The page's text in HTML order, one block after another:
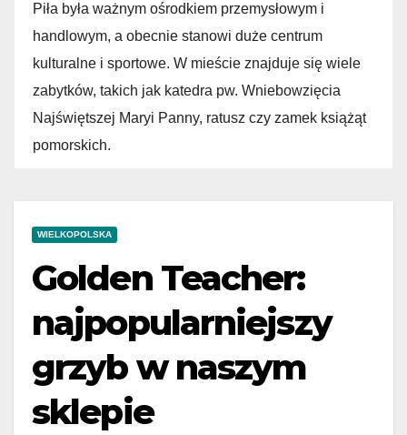
Piła była ważnym ośrodkiem przemysłowym i
handlowym, a obecnie stanowi duże centrum
kulturalne i sportowe. W mieście znajduje się wiele
zabytków, takich jak katedra pw. Wniebowzięcia
Najświętszej Maryi Panny, ratusz czy zamek książąt
pomorskich.
WIELKOPOLSKA
Golden Teacher:
najpopularniejszy
grzyb w naszym
sklepie